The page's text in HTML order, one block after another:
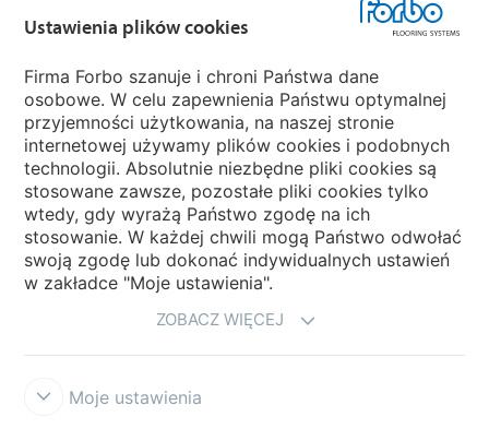
Wybierz kraj
My Forbo
NEWSLETTER
Ustawienia plików cookies
Firma Forbo szanuje i chroni Państwa dane
osobowe. W celu zapewnienia Państwu optymalnej
przyjemności użytkowania, na naszej stronie
internetowej używamy plików cookies i podobnych
technologii. Absolutnie niezbędne pliki cookies są
stosowane zawsze, pozostałe pliki cookies tylko
wtedy, gdy wyrażą Państwo zgodę na ich
stosowanie. W każdej chwili mogą Państwo odwołać
swoją zgodę lub dokonać indywidualnych ustawień
w zakładce "Moje ustawienia".
ZOBACZ WIĘCEJ
Moje ustawienia